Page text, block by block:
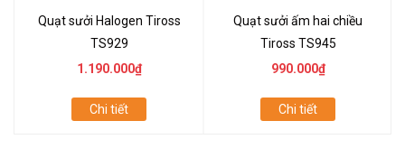
Quạt sưởi Halogen Tiross
TS929
1.190.000₫
Chi tiết
Quạt sưởi ấm hai chiều
Tiross TS945
990.000₫
Chi tiết